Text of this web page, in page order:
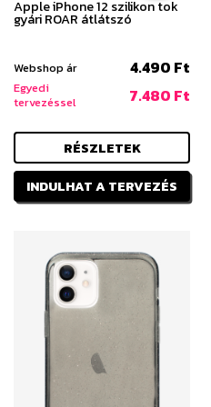
Apple iPhone 12 szilikon tok
gyári ROAR átlátszó
Webshop ár 4.490 Ft
Egyedi
tervezéssel
7.480 Ft
RÉSZLETEK
INDULHAT A TERVEZÉS